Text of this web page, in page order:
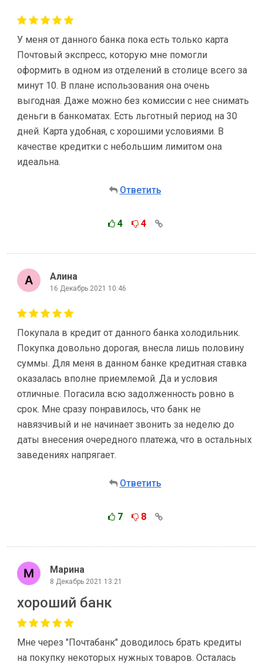
У меня от данного банка пока есть только карта
Почтовый экспресс, которую мне помогли
оформить в одном из отделений в столице всего за
минут 10. В плане использования она очень
выгодная. Даже можно без комиссии с нее снимать
деньги в банкоматах. Есть льготный период на 30
дней. Карта удобная, с хорошими условиями. В
качестве кредитки с небольшим лимитом она
идеальна.
Ответить
4 4
Алина
16 Декабрь 2021 10:46
Покупала в кредит от данного банка холодильник.
Покупка довольно дорогая, внесла лишь половину
суммы. Для меня в данном банке кредитная ставка
оказалась вполне приемлемой. Да и условия
отличные. Погасила всю задолженность ровно в
срок. Мне сразу понравилось, что банк не
навязчивый и не начинает звонить за неделю до
даты внесения очередного платежа, что в остальных
заведениях напрягает.
Ответить
7 8
Марина
8 Декабрь 2021 13:21
хороший банк
Мне через "Почтабанк" доводилось брать кредиты
на покупку некоторых нужных товаров. Осталась